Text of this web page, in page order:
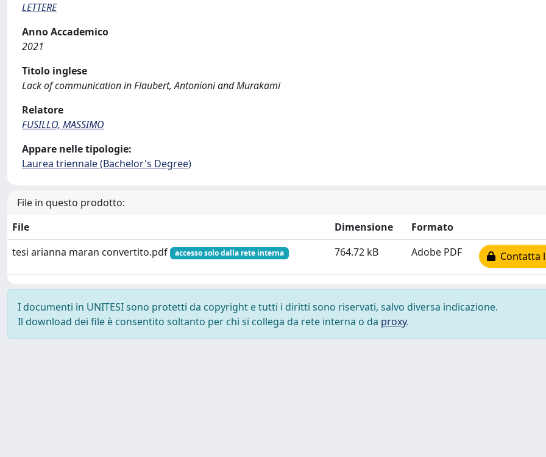
LETTERE
Anno Accademico
2021
Titolo inglese
Lack of communication in Flaubert, Antonioni and Murakami
Relatore
FUSILLO, MASSIMO
Appare nelle tipologie:
Laurea triennale (Bachelor's Degree)
File in questo prodotto:
File
Dimensione
Formato
tesi arianna maran convertito.pdf
accesso solo dalla rete interna 764.72 kB Adobe PDF Contatta
I documenti in UNITESI sono protetti da copyright e tutti i diritti sono riservati, salvo diversa indicazione.
Il download dei file è consentito soltanto per chi si collega da rete interna o da proxy.